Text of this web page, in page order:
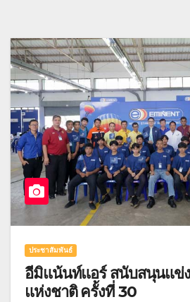
ประชาสัมพันธ์
อีมิแน้นท์แอร์ สนับสนุนแข่
แห่งชาติ ครั้งที่ 30